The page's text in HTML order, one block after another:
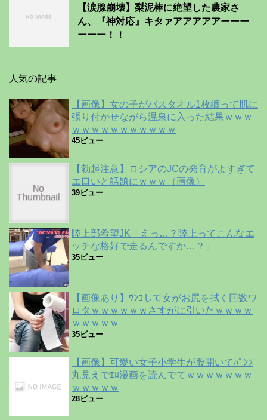
【涙腺崩壊】梨泥棒に絶望した農家さ
ん、『神対応』キタァアアアアアーーー
ーーー！！
人気の記事
【画像】女の子がバスタオル1枚纏って肌に
張り付かせながら温泉に入った結果ｗｗｗ
ｗｗｗｗｗｗｗｗｗｗｗ
45ビュー
【勃起注意】ロシアのJCの発育がよすぎて
エ口いと話題にｗｗｗ（画像）
39ビュー
陸上部希望JK「えっ…？陸上ってこんなエ
ッチな格好で走るんですか…？」
35ビュー
【画像あり】ｳﾝｺして女がお尻を拭く回数ワ
ロタｗｗｗｗｗｗさすがに引いたｗｗｗｗ
ｗｗｗｗｗ
35ビュー
【画像】可愛い女子小学生が股開いてﾊﾟﾝﾂ
丸見えでｴﾛ漫画を読んでてｗｗｗｗｗｗｗ
ｗｗｗｗｗ
28ビュー